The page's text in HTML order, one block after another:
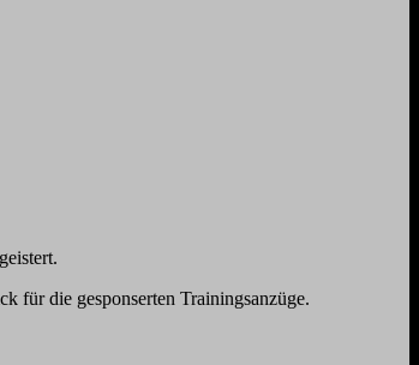
für die gesponserten Trainingsanzüge.